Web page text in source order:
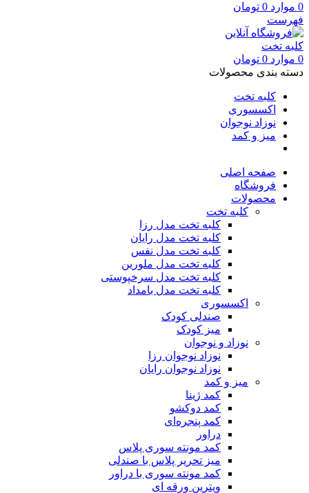
0 موارد 0 تومان
فهرست
0 موارد 0 تومان
دسته بندی محصولات
کلبه تخت
اکسسوری
نوزاد نوجوان
میز و کمد
صفحه اصلی
فروشگاه
محصولات
کلبه تخت
کلبه تخت مدل رزا
کلبه تخت مدل رایان
کلبه تخت مدل نفس
کلبه تخت مدل ملورین
کلبه تخت مدل سرخپوستی
کلبه تخت مدل بامداد
اکسسوری
صندلی کودک
میز کودک
نوزاد و نوجوان
نوزاد نوجوان رزا
نوزاد نوجوان رایان
میز و کمد
کمد ژینا
کمد دوکشو
کمد پنجره‌ای
دراور
کمد مونته سوری پلاس
میز تحریر پلاس با صندلی
کمد مونته سوری با دراور
ویترین ورقه ای